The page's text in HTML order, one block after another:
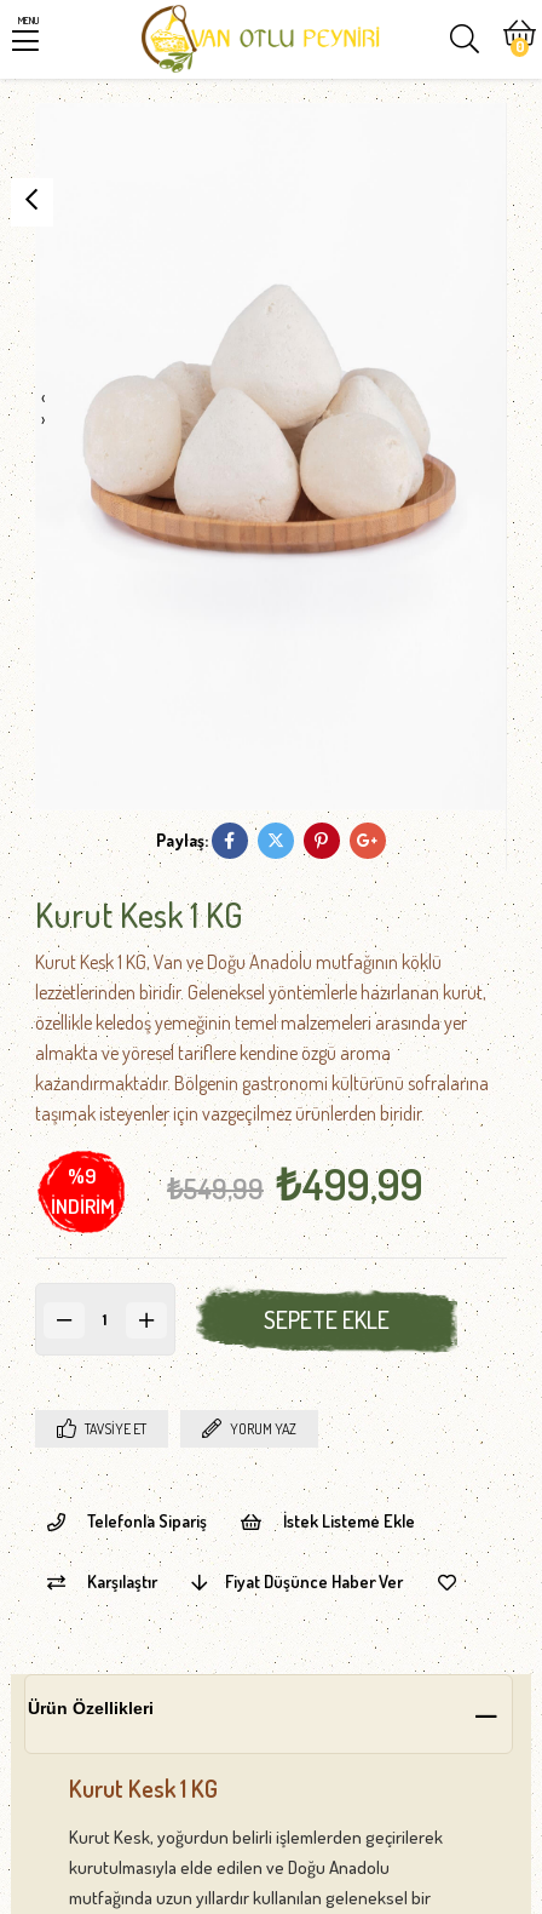
MENU
0
‹
›
Paylaş:
Kurut Kesk 1 KG
Kurut Kesk 1 KG, Van ve Doğu Anadolu mutfağının köklü
lezzetlerinden biridir. Geleneksel yöntemlerle hazırlanan kurut,
özellikle keledoş yemeğinin temel malzemeleri arasında yer
almakta ve yöresel tariflere kendine özgü aroma
kazandırmaktadır. Bölgenin gastronomi kültürünü sofralarına
taşımak isteyenler için vazgeçilmez ürünlerden biridir.
%9
İNDIRIM
₺549,99 ₺499,99
TAVSIYE ET YORUM YAZ
Telefonla Sipariş İstek Listeme Ekle
Karşılaştır Fiyat Düşünce Haber Ver
Ürün Özellikleri
Kurut Kesk 1 KG
Kurut Kesk, yoğurdun belirli işlemlerden geçirilerek
kurutulmasıyla elde edilen ve Doğu Anadolu
mutfağında uzun yıllardır kullanılan geleneksel bir